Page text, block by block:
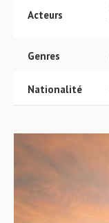
Acteurs
Genres
Nationalité